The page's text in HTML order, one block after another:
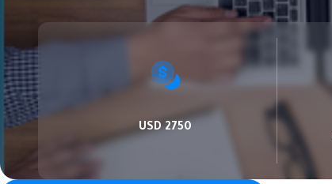
2750 USD